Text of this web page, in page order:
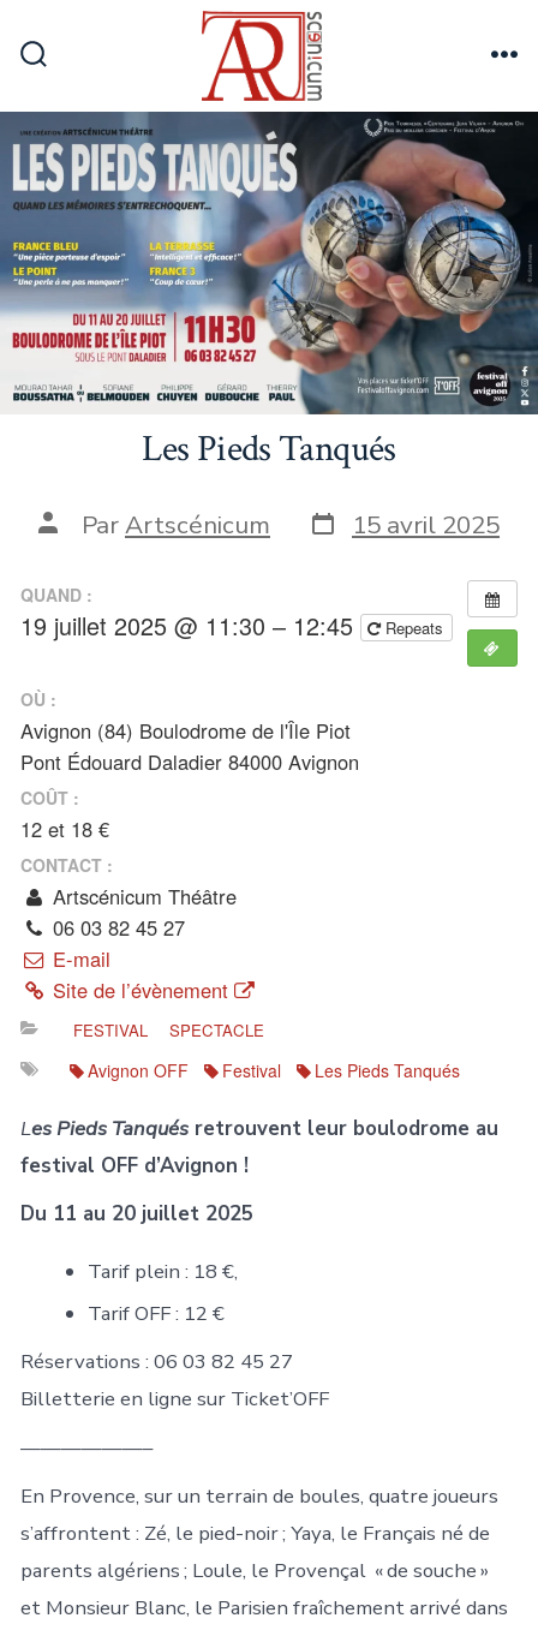
Rechercher
Les Pieds Tanqués
Auteur
publication
ParArtscénicum Date
de
15 avril 2025
QUAND :
19 juillet 2025 @ 11:30 – 12:45 Repeats
OÙ :
Avignon (84) Boulodrome de l'Île Piot
Pont Édouard Daladier 84000 Avignon
COÛT :
12 et 18 €
CONTACT :
Artscénicum Théâtre
06 03 82 45 27
E-mail
Site de l’évènement
FESTIVAL SPECTACLE
Avignon OFF Festival Les Pieds Tanqués
Les Pieds Tanqués retrouvent leur boulodrome au
festival OFF d’Avignon !
Du 11 au 20 juillet 2025
Tarif plein : 18 €,
Tarif OFF : 12 €
Réservations : 06 03 82 45 27
Billetterie en ligne sur Ticket’OFF
——————–
En Provence, sur un terrain de boules, quatre joueurs
s’affrontent : Zé, le pied-noir ; Yaya, le Français né de
parents algériens ; Loule, le Provençal « de souche »
et Monsieur Blanc, le Parisien fraîchement arrivé dans